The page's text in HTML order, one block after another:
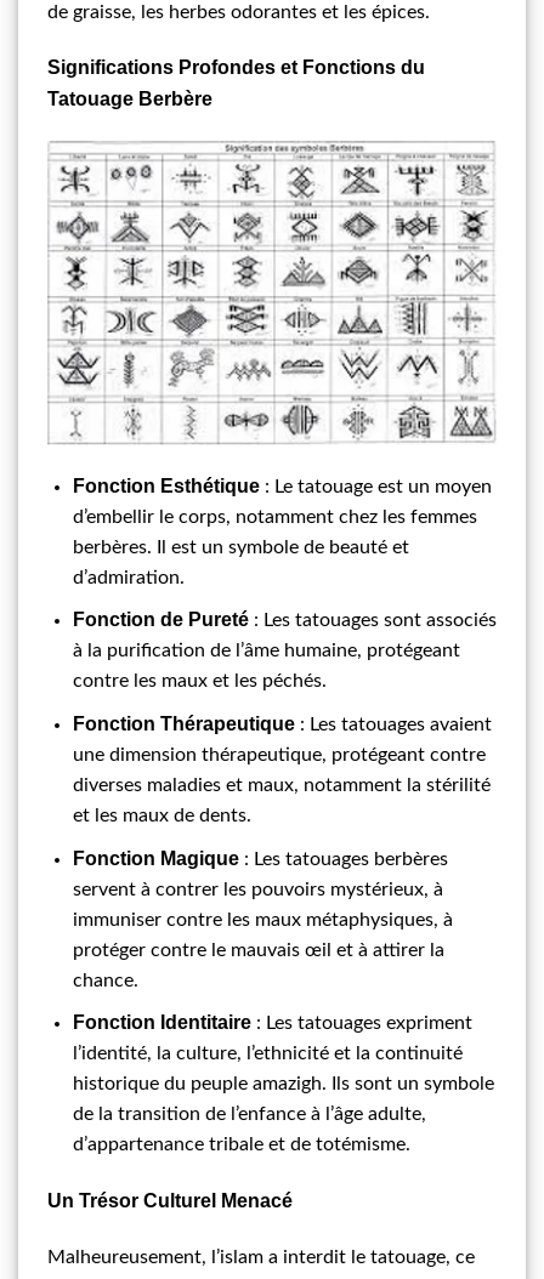
de graisse, les herbes odorantes et les épices.
Significations Profondes et Fonctions du
Tatouage Berbère
Fonction Esthétique: Le tatouage est un moyen
d’embellir le corps, notamment chez les femmes
berbères. Il est un symbole de beauté et
d’admiration.
Fonction de Pureté: Les tatouages sont associés
à la purification de l’âme humaine, protégeant
contre les maux et les péchés.
Fonction Thérapeutique: Les tatouages avaient
une dimension thérapeutique, protégeant contre
diverses maladies et maux, notamment la stérilité
et les maux de dents.
Fonction Magique: Les tatouages berbères
servent à contrer les pouvoirs mystérieux, à
immuniser contre les maux métaphysiques, à
protéger contre le mauvais œil et à attirer la
chance.
Fonction Identitaire: Les tatouages expriment
l’identité, la culture, l’ethnicité et la continuité
historique du peuple amazigh. Ils sont un symbole
de la transition de l’enfance à l’âge adulte,
d’appartenance tribale et de totémisme.
Un Trésor Culturel Menacé
Malheureusement, l’islam a interdit le tatouage, ce